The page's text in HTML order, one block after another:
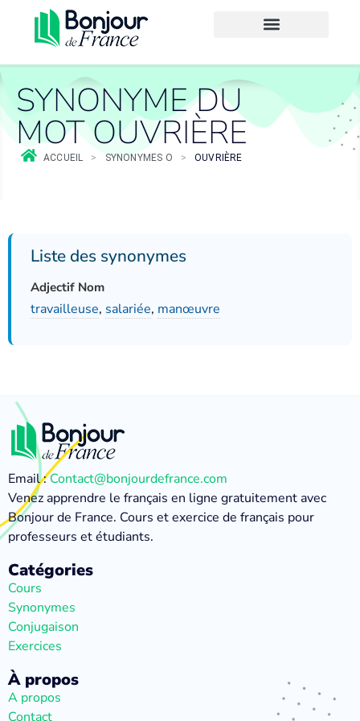
SYNONYME DU
MOT OUVRIÈRE
ACCUEIL > SYNONYMES O > OUVRIÈRE
Liste des synonymes
Adjectif Nom
travailleuse, salariée, manœuvre
Email :Contact@bonjourdefrance.com
Venez apprendre le français en ligne gratuitement avec
Bonjour de France. Cours et exercice de français pour
professeurs et étudiants.
Catégories
Cours
Synonymes
Conjugaison
Exercices
À propos
A propos
Contact